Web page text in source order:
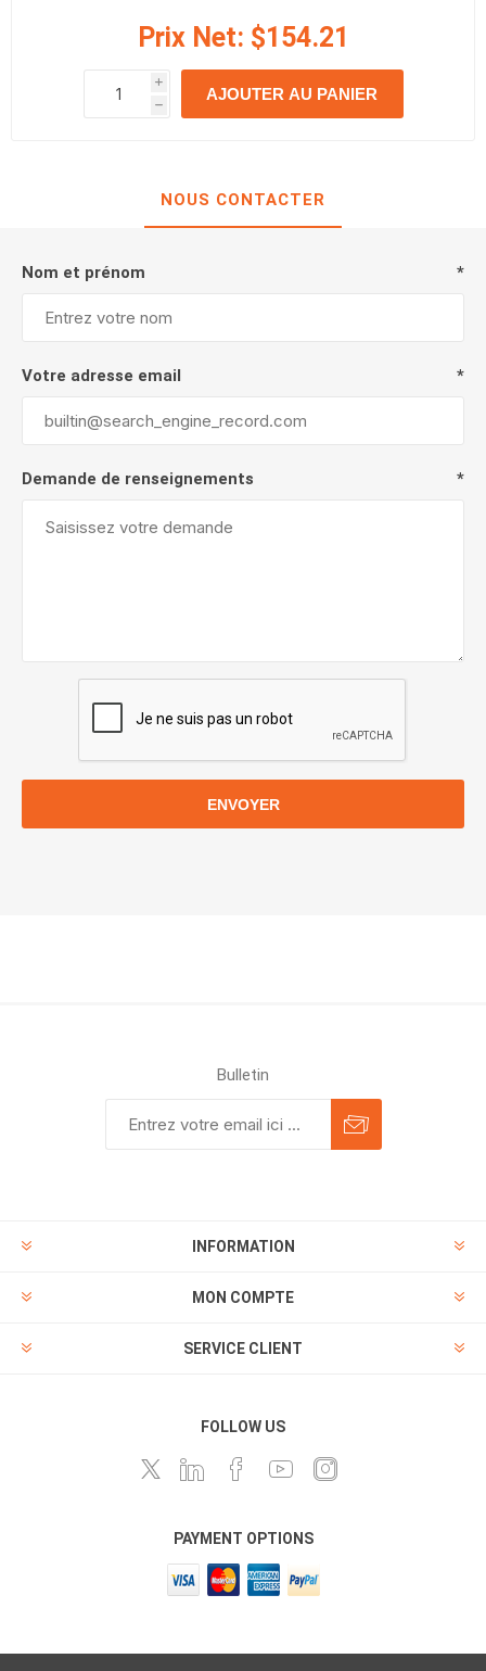
Prix Net: $154.21
i
h
h
AJOUTER AU PANIER
NOUS CONTACTER
Nom et prénom *
Votre adresse email *
Demande de renseignements *
ENVOYER
Bulletin
INFORMATION
MON COMPTE
SERVICE CLIENT
FOLLOW US
PAYMENT OPTIONS